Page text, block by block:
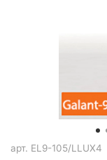
арт. EL9-105/LLUX4